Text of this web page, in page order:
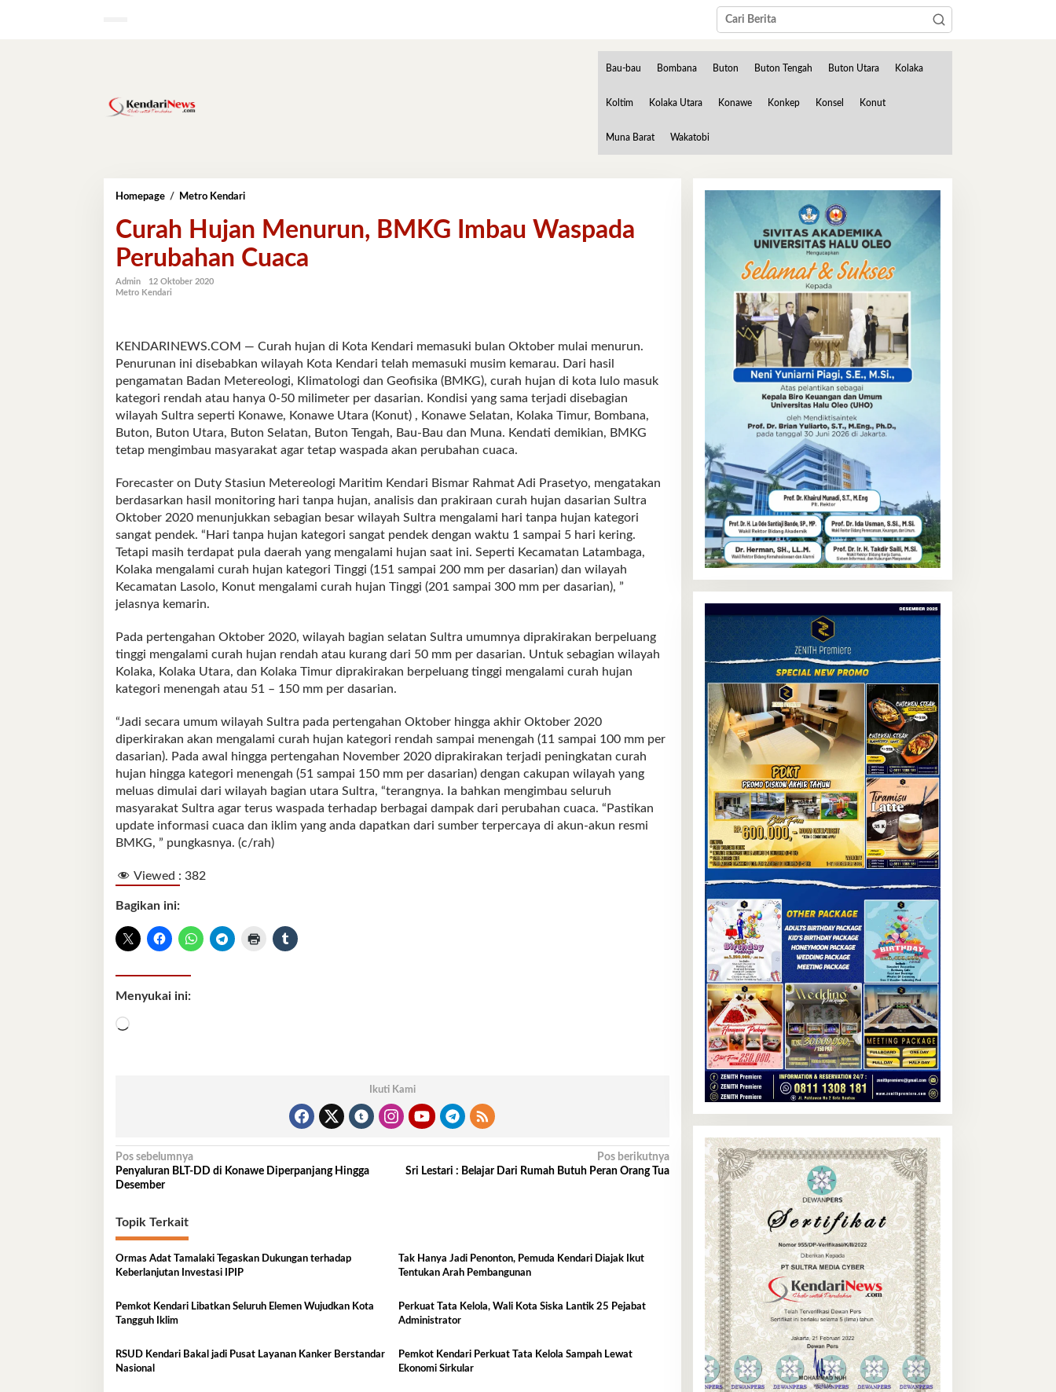
Bau-bau Bombana Buton Buton Tengah Buton Utara Kolaka
Koltim Kolaka Utara Konawe Konkep Konsel Konut
Muna Barat Wakatobi
Homepage / Metro KendariCurah
Menurun,
BMKG
Imbau
Waspada
Curah Hujan Menurun, BMKG Imbau Waspada
Perubahan Cuaca
Admin
12 Oktober 2020
Metro Kendari
KENDARINEWS.COM — Curah hujan di Kota Kendari memasuki bulan Oktober mulai menurun.
Penurunan ini disebabkan wilayah Kota Kendari telah memasuki musim kemarau. Dari hasil
pengamatan Badan Metereologi, Klimatologi dan Geofisika (BMKG), curah hujan di kota lulo masuk
kategori rendah atau hanya 0-50 milimeter per dasarian. Kondisi yang sama terjadi disebagian
wilayah Sultra seperti Konawe, Konawe Utara (Konut) , Konawe Selatan, Kolaka Timur, Bombana,
Buton, Buton Utara, Buton Selatan, Buton Tengah, Bau-Bau dan Muna. Kendati demikian, BMKG
tetap mengimbau masyarakat agar tetap waspada akan perubahan cuaca.
Forecaster on Duty Stasiun Metereologi Maritim Kendari Bismar Rahmat Adi Prasetyo, mengatakan
berdasarkan hasil monitoring hari tanpa hujan, analisis dan prakiraan curah hujan dasarian Sultra
Oktober 2020 menunjukkan sebagian besar wilayah Sultra mengalami hari tanpa hujan kategori
sangat pendek. “Hari tanpa hujan kategori sangat pendek dengan waktu 1 sampai 5 hari kering.
Tetapi masih terdapat pula daerah yang mengalami hujan saat ini. Seperti Kecamatan Latambaga,
Kolaka mengalami curah hujan kategori Tinggi (151 sampai 200 mm per dasarian) dan wilayah
Kecamatan Lasolo, Konut mengalami curah hujan Tinggi (201 sampai 300 mm per dasarian), ”
jelasnya kemarin.
Pada pertengahan Oktober 2020, wilayah bagian selatan Sultra umumnya diprakirakan berpeluang
tinggi mengalami curah hujan rendah atau kurang dari 50 mm per dasarian. Untuk sebagian wilayah
Kolaka, Kolaka Utara, dan Kolaka Timur diprakirakan berpeluang tinggi mengalami curah hujan
kategori menengah atau 51 – 150 mm per dasarian.
“Jadi secara umum wilayah Sultra pada pertengahan Oktober hingga akhir Oktober 2020
diperkirakan akan mengalami curah hujan kategori rendah sampai menengah (11 sampai 100 mm per
dasarian). Pada awal hingga pertengahan November 2020 diprakirakan terjadi peningkatan curah
hujan hingga kategori menengah (51 sampai 150 mm per dasarian) dengan cakupan wilayah yang
meluas dimulai dari wilayah bagian utara Sultra, “terangnya. Ia bahkan mengimbau seluruh
masyarakat Sultra agar terus waspada terhadap berbagai dampak dari perubahan cuaca. “Pastikan
update informasi cuaca dan iklim yang anda dapatkan dari sumber terpercaya di akun-akun resmi
BMKG, ” pungkasnya. (c/rah)
Viewed : 382
Bagikan ini:
Menyukai ini:
Memuat...
Ikuti Kami
Navigasi
pos
Pos sebelumnya
Penyaluran BLT-DD di Konawe Diperpanjang Hingga
Desember
Pos berikutnya
Sri Lestari : Belajar Dari Rumah Butuh Peran Orang Tua
Topik Terkait
Ormas Adat Tamalaki Tegaskan Dukungan terhadap
Keberlanjutan Investasi IPIP
Tak Hanya Jadi Penonton, Pemuda Kendari Diajak Ikut
Tentukan Arah Pembangunan
Pemkot Kendari Libatkan Seluruh Elemen Wujudkan Kota
Tangguh Iklim
Perkuat Tata Kelola, Wali Kota Siska Lantik 25 Pejabat
Administrator
RSUD Kendari Bakal jadi Pusat Layanan Kanker Berstandar
Nasional
Pemkot Kendari Perkuat Tata Kelola Sampah Lewat
Ekonomi Sirkular